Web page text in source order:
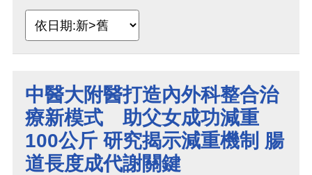
中醫大附醫打造內外科整合治
療新模式 助父女成功減重
100公斤 研究揭示減重機制 腸
道長度成代謝關鍵